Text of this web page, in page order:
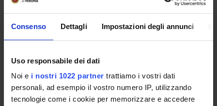
Consenso Dettagli Impostazioni degli annunci
Uso responsabile dei dati
Noi e i nostri 1022 partner trattiamo i vostri dati
personali, ad esempio il vostro numero IP, utilizzando
tecnologie come i cookie per memorizzare e accedere
nell’ottica di costruire un quadro teorico articolato e
riabilitazione che possano sfruttare gli effetti benefici delle
ricompense.
Importo complessivo finanziato: Euro 260.000
SPONSORS: